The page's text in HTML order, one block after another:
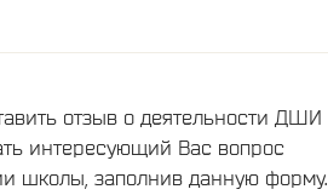
отзыв о деятельности ДШИ
интересующий Вас вопрос
школы, заполнив данную форму.